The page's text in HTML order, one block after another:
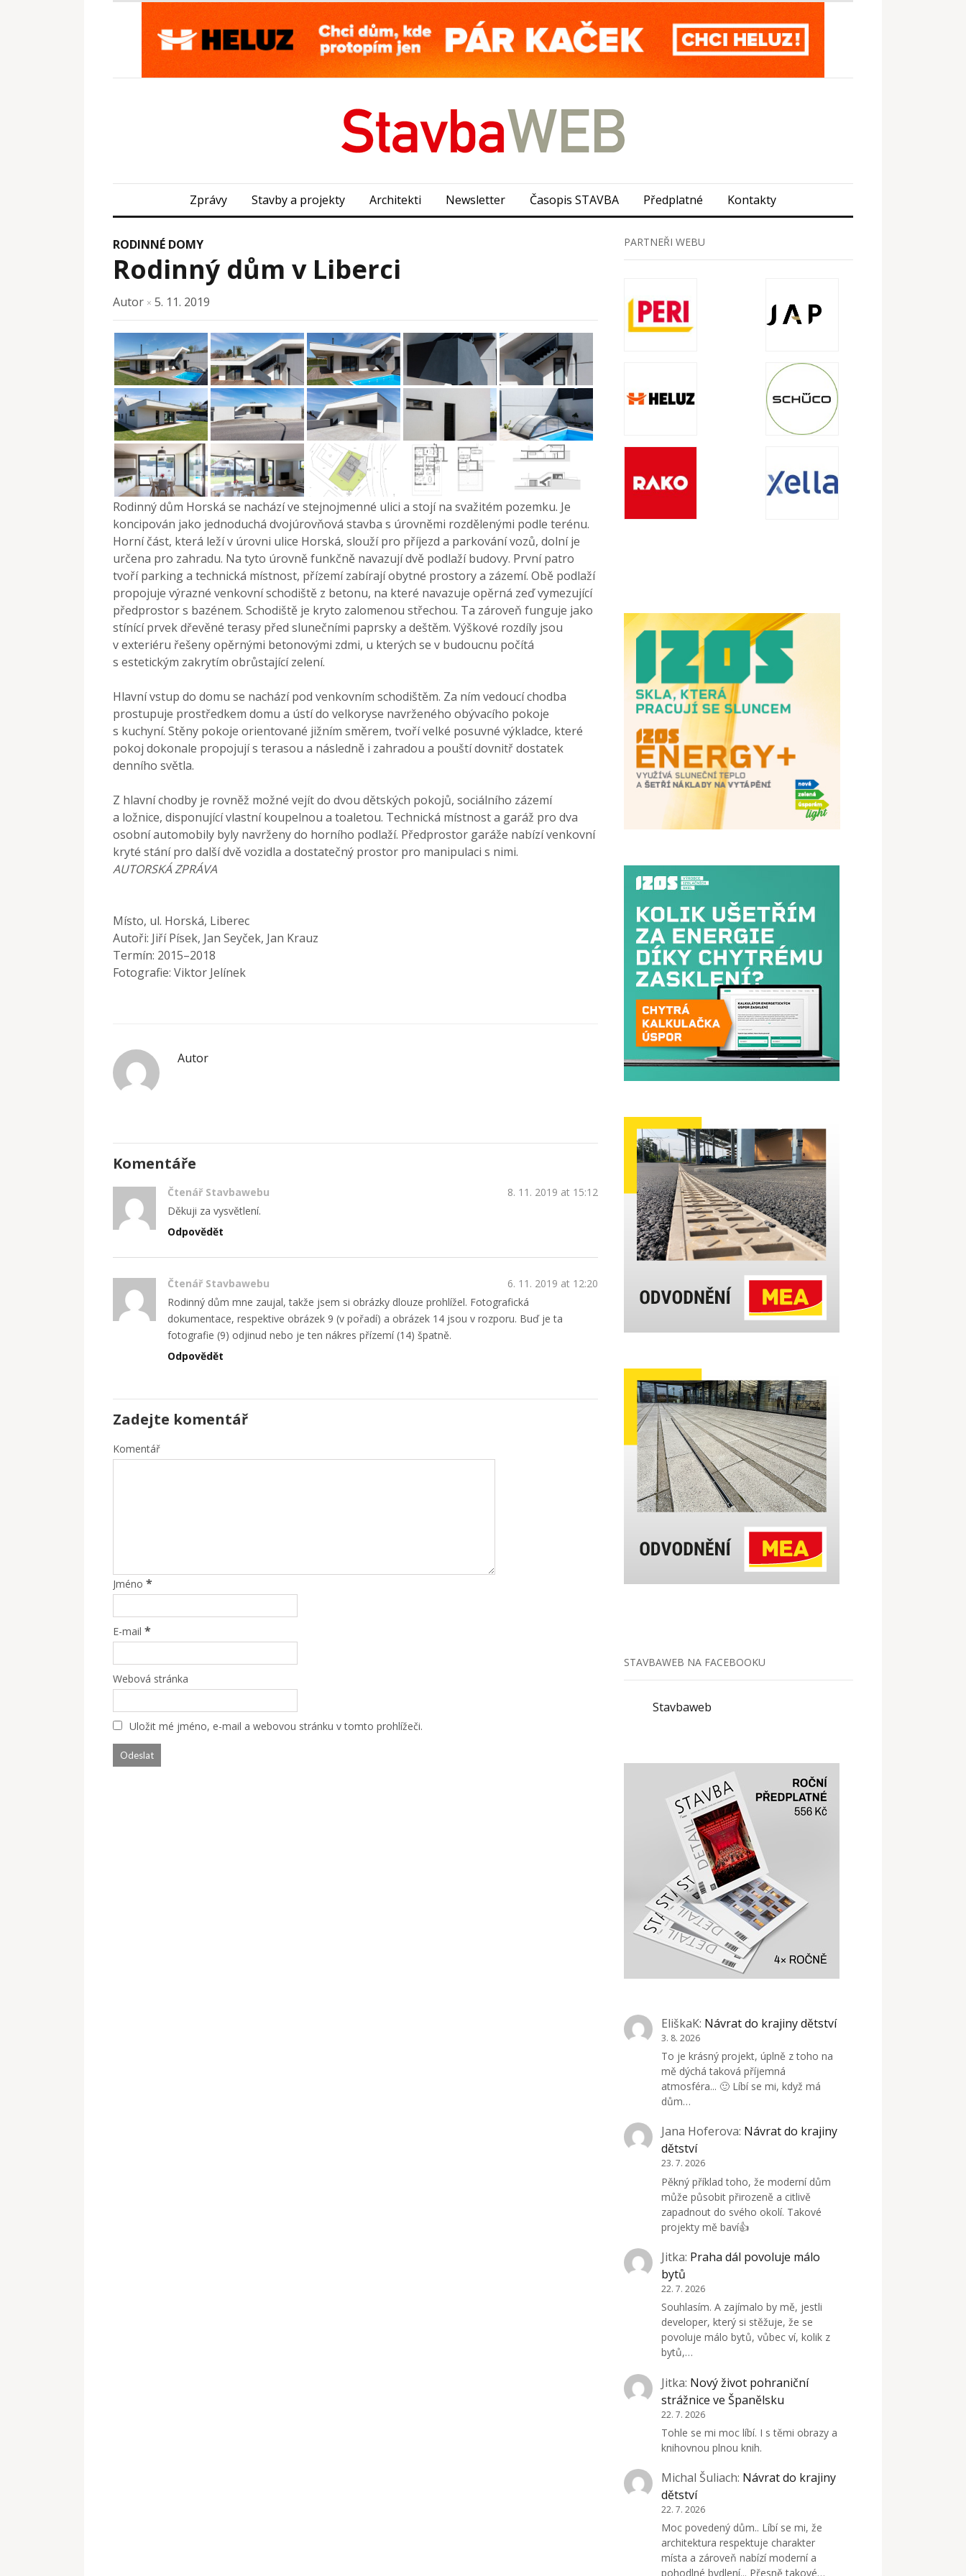
Zprávy Stavby a projekty Architekti Newsletter Časopis STAVBA Předplatné Kontakty
RODINNÉ DOMY
Rodinný dům v Liberci
Autor × 5. 11. 2019
Rodinný dům Horská se nachází ve stejnojmenné ulici a stojí na svažitém pozemku. Je
koncipován jako jednoduchá dvojúrovňová stavba s úrovněmi rozdělenými podle terénu.
Horní část, která leží v úrovni ulice Horská, slouží pro příjezd a parkování vozů, dolní je
určena pro zahradu. Na tyto úrovně funkčně navazují dvě podlaží budovy. První patro
tvoří parking a technická místnost, přízemí zabírají obytné prostory a zázemí. Obě podlaží
propojuje výrazné venkovní schodiště z betonu, na které navazuje opěrná zeď vymezující
předprostor s bazénem. Schodiště je kryto zalomenou střechou. Ta zároveň funguje jako
stínící prvek dřevěné terasy před slunečními paprsky a deštěm. Výškové rozdíly jsou
v exteriéru řešeny opěrnými betonovými zdmi, u kterých se v budoucnu počítá
s estetickým zakrytím obrůstající zelení.
Hlavní vstup do domu se nachází pod venkovním schodištěm. Za ním vedoucí chodba
prostupuje prostředkem domu a ústí do velkoryse navrženého obývacího pokoje
s kuchyní. Stěny pokoje orientované jižním směrem, tvoří velké posuvné výkladce, které
pokoj dokonale propojují s terasou a následně i zahradou a pouští dovnitř dostatek
denního světla.
Z hlavní chodby je rovněž možné vejít do dvou dětských pokojů, sociálního zázemí
a ložnice, disponující vlastní koupelnou a toaletou. Technická místnost a garáž pro dva
osobní automobily byly navrženy do horního podlaží. Předprostor garáže nabízí venkovní
kryté stání pro další dvě vozidla a dostatečný prostor pro manipulaci s nimi.
AUTORSKÁ ZPRÁVA
Místo, ul. Horská, Liberec
Autoři: Jiří Písek, Jan Seyček, Jan Krauz
Termín: 2015–2018
Fotografie: Viktor Jelínek
Autor
Komentáře
Čtenář Stavbawebu
8. 11. 2019 at 15:12
Děkuji za vysvětlení.
Odpovědět
Čtenář Stavbawebu
6. 11. 2019 at 12:20
Rodinný dům mne zaujal, takže jsem si obrázky dlouze prohlížel. Fotografická
dokumentace, respektive obrázek 9 (v pořadí) a obrázek 14 jsou v rozporu. Buď je ta
fotografie (9) odjinud nebo je ten nákres přízemí (14) špatně.
Odpovědět
Zadejte komentář
Komentář
Jméno *
E-mail *
Webová stránka
Uložit mé jméno, e-mail a webovou stránku v tomto prohlížeči.
PARTNEŘI WEBU
STAVBAWEB NA FACEBOOKU
Stavbaweb
EliškaK: Návrat do krajiny dětství
3. 8. 2026
To je krásný projekt, úplně z toho na
mě dýchá taková příjemná
atmosféra... 🙂 Líbí se mi, když má
dům…
Jana Hoferova: Návrat do krajiny
dětství
23. 7. 2026
Pěkný příklad toho, že moderní dům
může působit přirozeně a citlivě
zapadnout do svého okolí. Takové
projekty mě baví👍
Jitka: Praha dál povoluje málo
bytů
22. 7. 2026
Souhlasím. A zajímalo by mě, jestli
developer, který si stěžuje, že se
povoluje málo bytů, vůbec ví, kolik z
bytů,…
Jitka: Nový život pohraniční
strážnice ve Španělsku
22. 7. 2026
Tohle se mi moc líbí. I s těmi obrazy a
knihovnou plnou knih.
Michal Šuliach: Návrat do krajiny
dětství
22. 7. 2026
Moc povedený dům.. Líbí se mi, že
architektura respektuje charakter
místa a zároveň nabízí moderní a
pohodlné bydlení... Přesně takové…